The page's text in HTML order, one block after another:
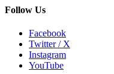
Follow Us
Facebook
Twitter / X
Instagram
YouTube